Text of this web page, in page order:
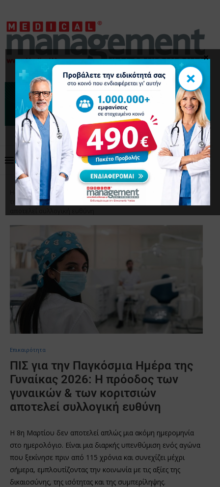
Home Επικαιρότητα
ΠΙΣ για την Παγκόσμια Ημέρα
της Γυναίκας 2026: Η πρόοδος των γυναικών & των κοριτσιών
Επικαιρότητα
ΠΙΣ για την Παγκόσμια Ημέρα της
Γυναίκας 2026: Η πρόοδος των
γυναικών & των κοριτσιών
αποτελεί συλλογική ευθύνη
Η 8η Μαρτίου δεν αποτελεί απλώς μια ακόμη ημερομηνία
στο ημερολόγιο. Είναι μια διαρκής υπενθύμιση ενός αγώνα
που ξεκίνησε πριν από 115 χρόνια και συνεχίζει μέχρι
σήμερα, εμπλουτίζοντας την κοινωνία με τις αξίες της
δικαιοσύνης, της ισότητας και της συμπερίληψης.
×
×